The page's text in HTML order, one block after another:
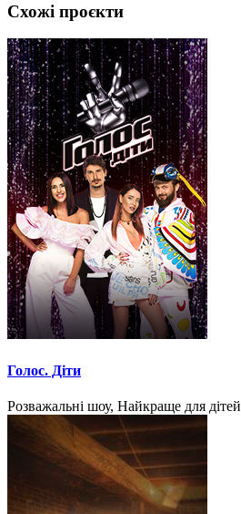
Схожі проєкти
Голос. Діти
Розважальні шоу, Найкраще для дітей